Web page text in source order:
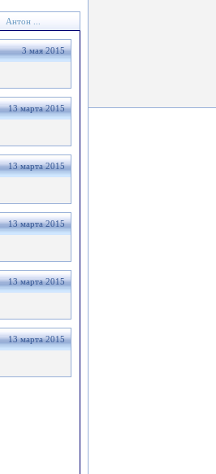
Антон ...
3 мая 2015
13 марта 2015
13 марта 2015
13 марта 2015
13 марта 2015
13 марта 2015